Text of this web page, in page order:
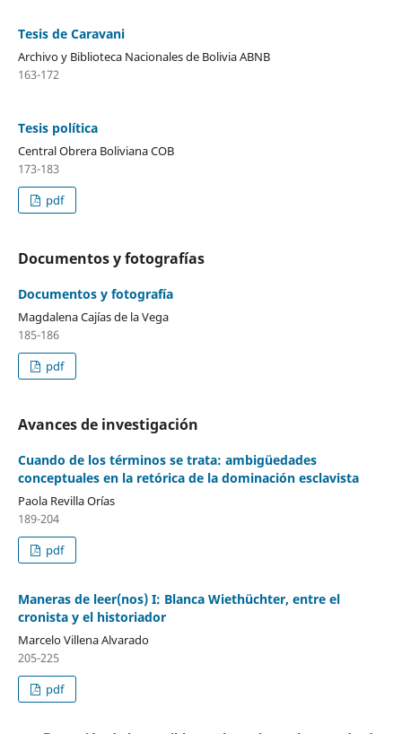
Tesis de Caravani
Archivo y Biblioteca Nacionales de Bolivia ABNB
163-172
Tesis política
Central Obrera Boliviana COB
173-183
pdf
Documentos y fotografías
Documentos y fotografía
Magdalena Cajías de la Vega
185-186
pdf
Avances de investigación
Cuando de los términos se trata: ambigüedades
conceptuales en la retórica de la dominación esclavista
Paola Revilla Orías
189-204
pdf
Maneras de leer(nos) I: Blanca Wiethüchter, entre el
cronista y el historiador
Marcelo Villena Alvarado
205-225
pdf